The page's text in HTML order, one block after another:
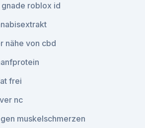
roblox id
nähe von cbd
frei
nc
muskelschmerzen